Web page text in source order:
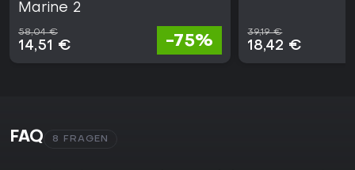
Marine 2
58,04 €
14,51 € -75%
39,19 €
18,42 €
FAQ 8 FRAGEN